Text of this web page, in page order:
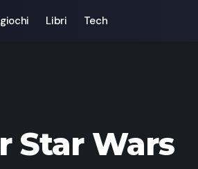
Libri Tech
Star Wars